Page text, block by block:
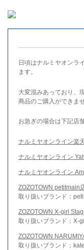
日頃はナルミヤオンラ
ます。
大変混みあっており、
商品のご購入ができませ
お急ぎの場合は下記店
ナルミヤオンライン楽
ナルミヤオンライン
ナルミヤオンライン
ZOZOTOWN petitmain
取り扱いブランド：
ZOZOTOWN X-girl
取り扱いブランド：X-
ZOZOTOWN
取り扱いブランド：